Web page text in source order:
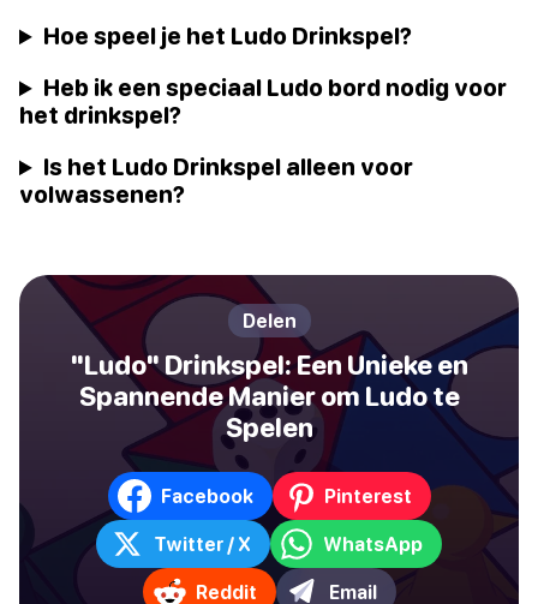
Hoe speel je het Ludo Drinkspel?
Heb ik een speciaal Ludo bord nodig voor
het drinkspel?
Is het Ludo Drinkspel alleen voor
volwassenen?
Delen
"Ludo" Drinkspel: Een Unieke en
Spannende Manier om Ludo te
Spelen
Facebook Pinterest
Twitter / X WhatsApp
Reddit Email